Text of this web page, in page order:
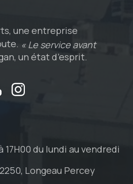
une entreprise
« Le service avant
un état d’esprit.
17H00 du lundi au vendredi
Longeau Percey